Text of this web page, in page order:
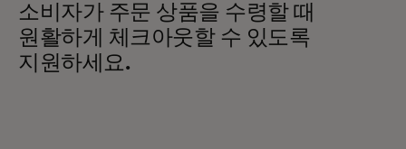
소비자가 주문 상품을 수령할 때
원활하게 체크아웃할 수 있도록
지원하세요.